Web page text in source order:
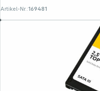
Artikel-Nr.:169481
Folgen